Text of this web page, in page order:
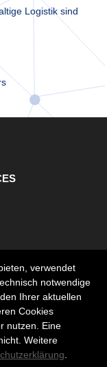
Logistik sind
KONTAKT
verwendet
notwendige
Ihrer aktuellen
Cookies
nutzen. Eine
Weitere